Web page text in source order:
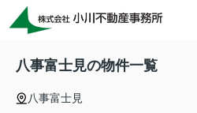
八事富士見の物件一覧
八事富士見